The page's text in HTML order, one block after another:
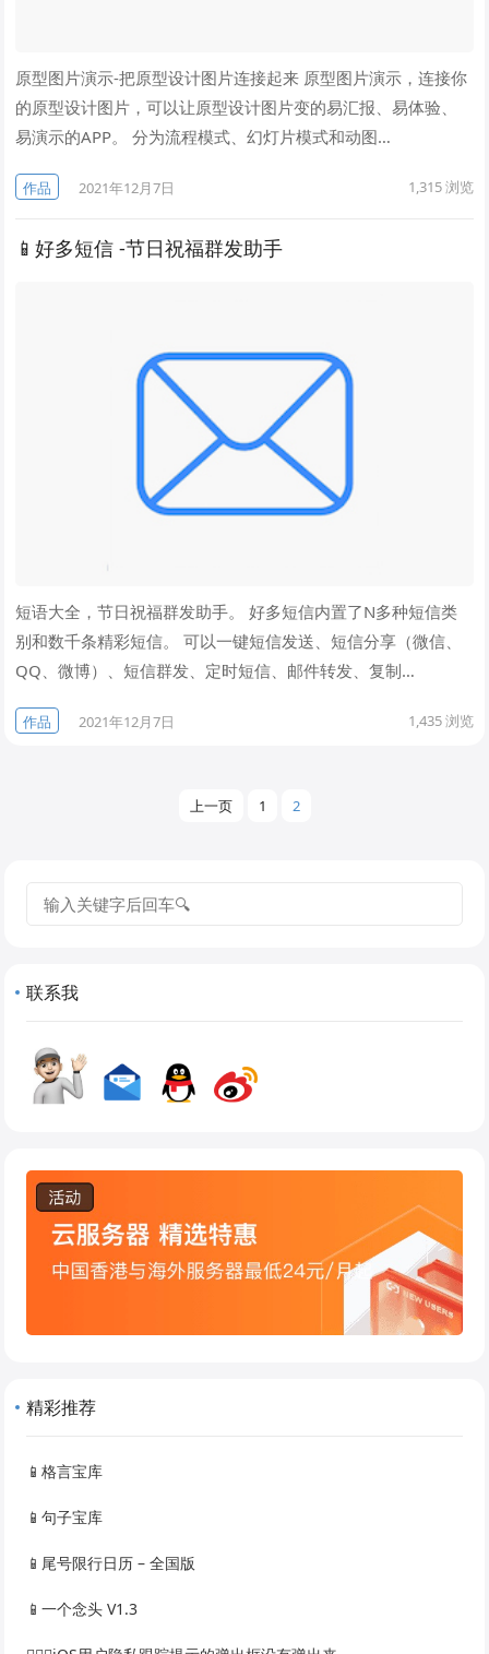
原型图片演示-把原型设计图片连接起来 原型图片演示，连接你
的原型设计图片，可以让原型设计图片变的易汇报、易体验、
易演示的APP。 分为流程模式、幻灯片模式和动图…
作品 2021年12月7日 1,315浏览
📱好多短信 -节日祝福群发助手
短语大全，节日祝福群发助手。 好多短信内置了N多种短信类
别和数千条精彩短信。 可以一键短信发送、短信分享（微信、
QQ、微博）、短信群发、定时短信、邮件转发、复制…
作品 2021年12月7日 1,435浏览
上一页 1 2
联系我
精彩推荐
📱格言宝库
📱句子宝库
📱尾号限行日历 – 全国版
📱一个念头 V1.3